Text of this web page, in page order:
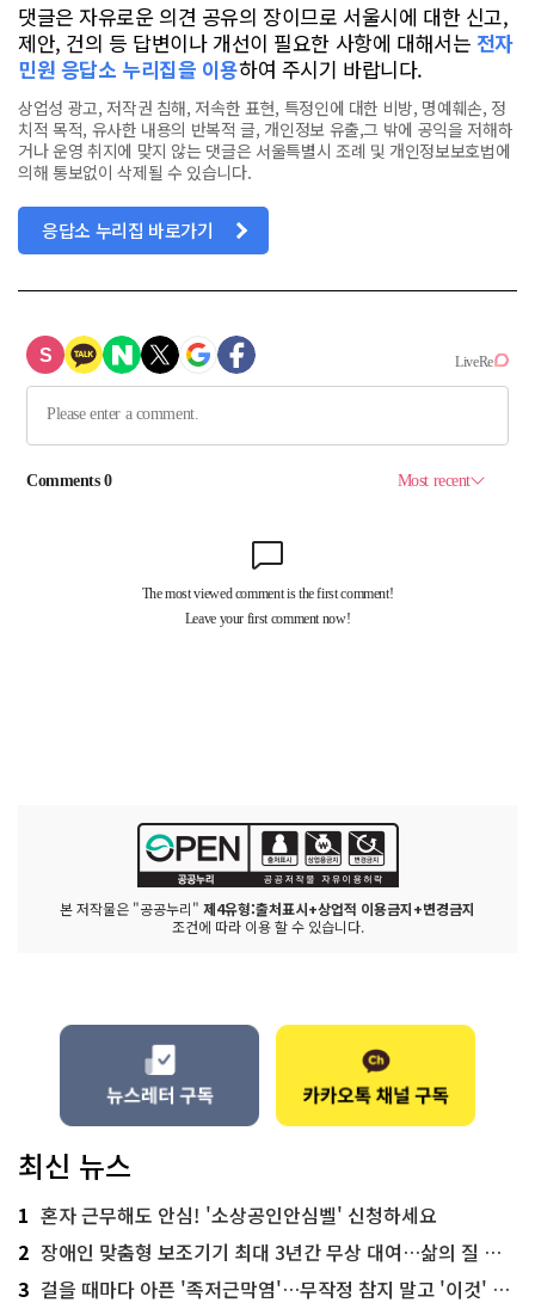
댓글은 자유로운 의견 공유의 장이므로 서울시에 대한 신고,
제안, 건의 등 답변이나 개선이 필요한 사항에 대해서는 전자
민원 응답소 누리집을 이용하여 주시기 바랍니다.
상업성 광고, 저작권 침해, 저속한 표현, 특정인에 대한 비방, 명예훼손, 정
치적 목적, 유사한 내용의 반복적 글, 개인정보 유출,그 밖에 공익을 저해하
거나 운영 취지에 맞지 않는 댓글은 서울특별시 조례 및 개인정보보호법에
의해 통보없이 삭제될 수 있습니다.
응답소 누리집 바로가기
본 저작물은 "공공누리" 제4유형:출처표시+상업적 이용금지+변경금지
조건에 따라 이용 할 수 있습니다.
최신 뉴스
1 혼자 근무해도 안심! '소상공인안심벨' 신청하세요
2 장애인 맞춤형 보조기기 최대 3년간 무상 대여…삶의 질 높인다
3 걸을 때마다 아픈 '족저근막염'…무작정 참지 말고 '이것' 해보세요!